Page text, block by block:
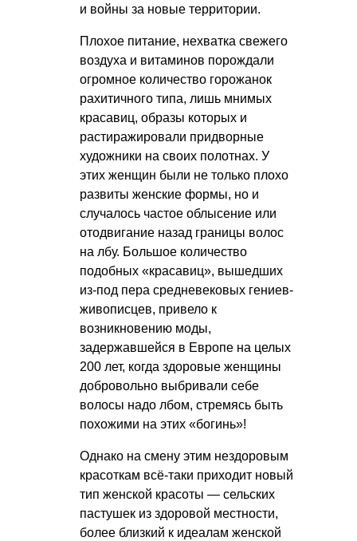
и войны за новые территории.
Плохое питание, нехватка свежего
воздуха и витаминов порождали
огромное количество горожанок
рахитичного типа, лишь мнимых
красавиц, образы которых и
растиражировали придворные
художники на своих полотнах. У
этих женщин были не только плохо
развиты женские формы, но и
случалось частое облысение или
отодвигание назад границы волос
на лбу. Большое количество
подобных «красавиц», вышедших
из-под пера средневековых гениев-
живописцев, привело к
возникновению моды,
задержавшейся в Европе на целых
200 лет, когда здоровые женщины
добровольно выбривали себе
волосы надо лбом, стремясь быть
похожими на этих «богинь»!
Однако на смену этим нездоровым
красоткам всё-таки приходит новый
тип женской красоты — сельских
пастушек из здоровой местности,
более близкий к идеалам женской